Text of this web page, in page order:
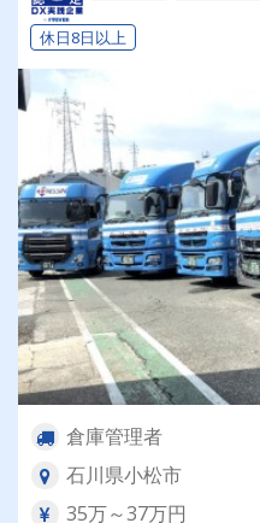
休日8日以上
倉庫管理者
石川県小松市
35万～37万円